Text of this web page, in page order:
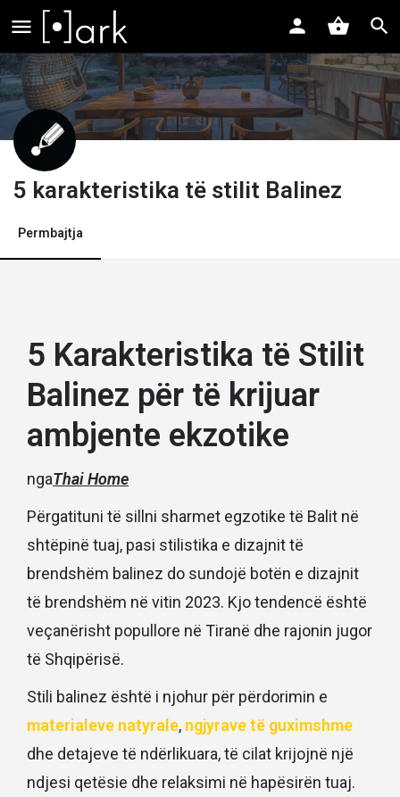
5 karakteristika të stilit Balinez
Permbajtja
5 Karakteristika të Stilit
Balinez për të krijuar
ambjente ekzotike
ngaThai Home
Përgatituni të sillni sharmet egzotike të Balit në
shtëpinë tuaj, pasi stilistika e dizajnit të
brendshëm balinez do sundojë botën e dizajnit
të brendshëm në vitin 2023. Kjo tendencë është
veçanërisht popullore në Tiranë dhe rajonin jugor
të Shqipërisë.
Stili balinez është i njohur për përdorimin e
materialeve natyrale, ngjyrave të guximshme
dhe detajeve të ndërlikuara, të cilat krijojnë një
ndjesi qetësie dhe relaksimi në hapësirën tuaj.